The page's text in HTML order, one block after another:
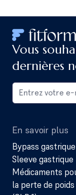
Vous
dernières
En savoir plus
Bypass gastrique
Sleeve gastrique
Médicaments
la perte de poids